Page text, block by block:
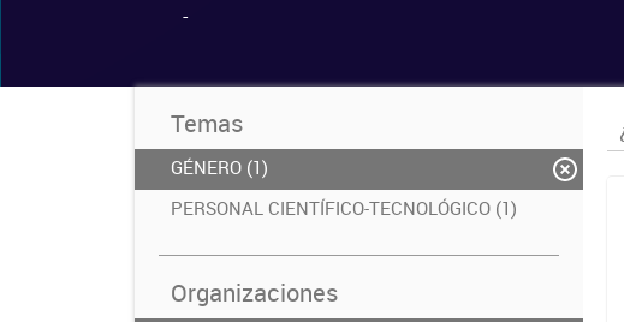
-
Temas
GÉNERO (1)
PERSONAL CIENTÍFICO-TECNOLÓGICO (1)
Organizaciones